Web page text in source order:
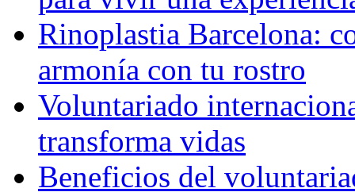
Rinoplastia Barcelona:
armonía con tu rostro
Voluntariado
transforma vidas
Beneficios del